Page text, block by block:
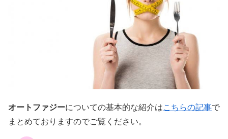
オートファジーについての基本的な紹介はこちらの記事で
まとめておりますのでご覧ください。